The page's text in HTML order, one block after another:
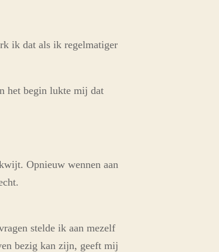
ik dat als ik regelmatiger
het begin lukte mij dat
Opnieuw wennen aan
stelde ik aan mezelf
bezig kan zijn, geeft mij